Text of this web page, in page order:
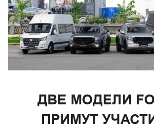
ДВЕ МОДЕЛИ
ПРИМУТ